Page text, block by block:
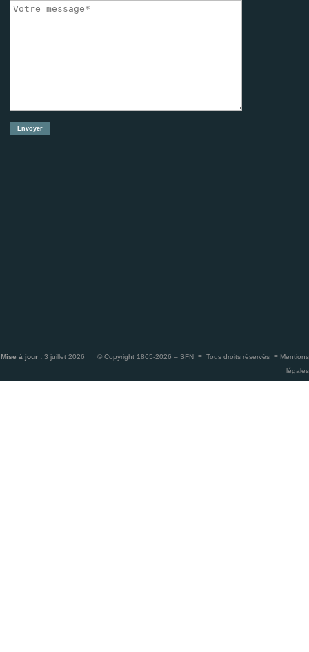
Mise à jour : 3 juillet 2026 © Copyright 1865-2026 – SFN ≡ Tous droits réservés ≡ Mentions
légales